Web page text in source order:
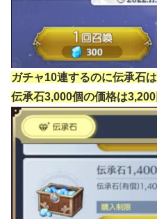
ガチャ10連するのに伝承石は
伝承石3,000個の価格は3,200